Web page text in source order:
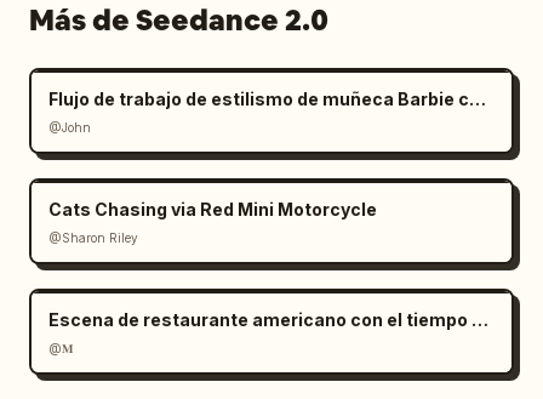
Más de Seedance 2.0
Flujo de trabajo de estilismo de muñeca Barbie con manos gigantes
@John
Cats Chasing via Red Mini Motorcycle
@Sharon Riley
Escena de restaurante americano con el tiempo congelado
@𝐌